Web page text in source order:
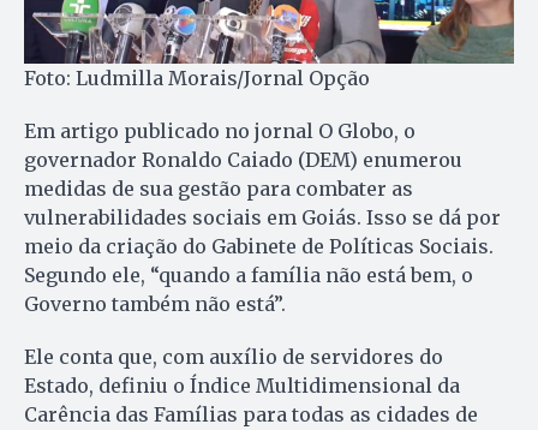
Foto: Ludmilla Morais/Jornal Opção
Em artigo publicado no jornal O Globo, o
governador Ronaldo Caiado (DEM) enumerou
medidas de sua gestão para combater as
vulnerabilidades sociais em Goiás. Isso se dá por
meio da criação do Gabinete de Políticas Sociais.
Segundo ele, “quando a família não está bem, o
Governo também não está”.
Ele conta que, com auxílio de servidores do
Estado, definiu o Índice Multidimensional da
Carência das Famílias para todas as cidades de